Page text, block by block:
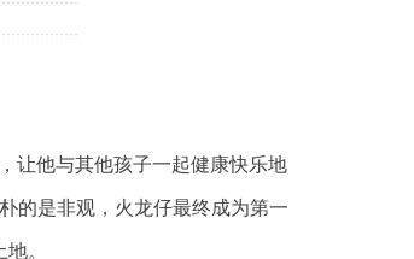
让他与其他孩子一起健康快乐地
的是非观，火龙仔最终成为第一
。